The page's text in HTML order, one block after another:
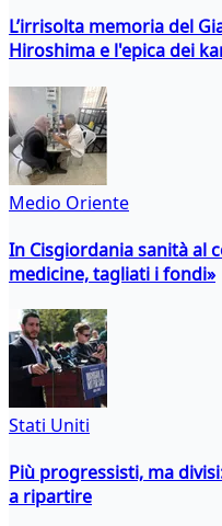
L’irrisolta memoria del
Hiroshima e l'epica dei
Medio Oriente
In Cisgiordania sanità al
medicine, tagliati i fondi»
Stati Uniti
Più progressisti, ma
a ripartire